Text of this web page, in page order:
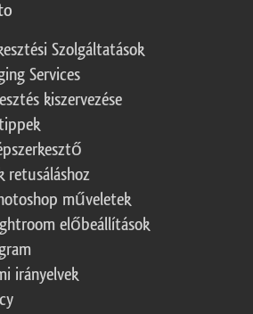
Szolgáltatások
Services
kiszervezése
retusáláshoz
műveletek
előbeállítások
irányelvek